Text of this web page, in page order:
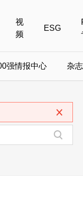
视
频
ESG
强情报中心 杂